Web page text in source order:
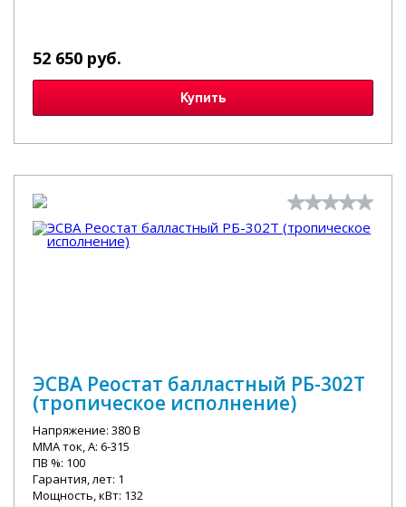
52 650 руб.
Купить
ЭСВА Реостат балластный РБ-302Т
(тропическое исполнение)
Напряжение: 380 В
MMA ток, А: 6-315
ПВ %: 100
Гарантия, лет: 1
Мощность, кВт: 132